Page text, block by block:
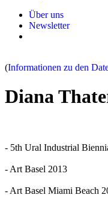
Über uns
Newsletter
(Informationen zu den
Diana
- 5th Ural Industrial
- Art Basel 2013
- Art Basel Miami Beach